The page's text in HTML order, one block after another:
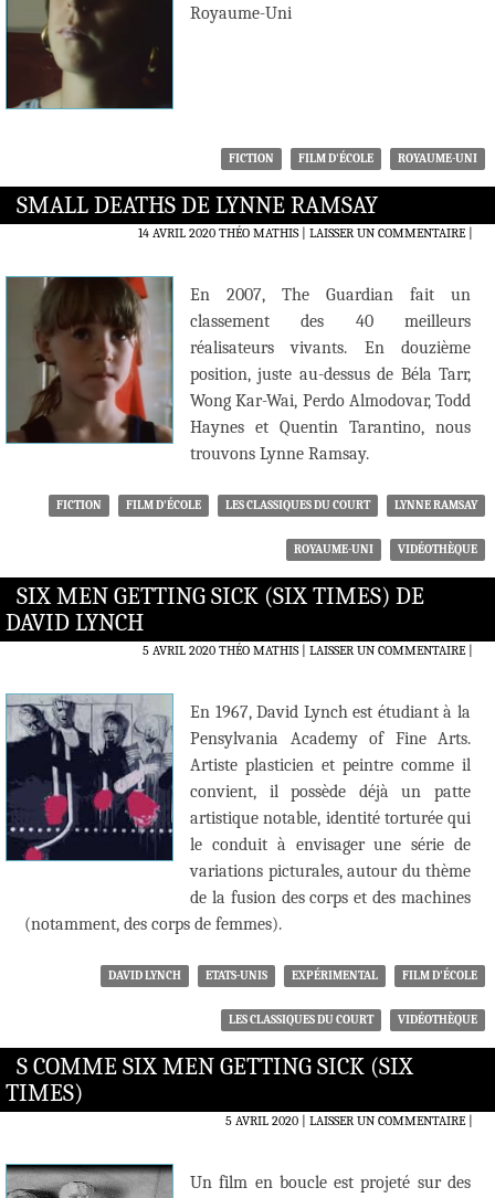
Royaume-Uni
FICTION FILM D'ÉCOLE ROYAUME-UNI
SMALL DEATHS DE LYNNE RAMSAY
14 AVRIL 2020 THÉO MATHIS LAISSER UN COMMENTAIRE|
En 2007, The Guardian fait un
classement des 40 meilleurs
réalisateurs vivants. En douzième
position, juste au-dessus de Béla Tarr,
Wong Kar-Wai, Perdo Almodovar, Todd
Haynes et Quentin Tarantino, nous
trouvons Lynne Ramsay.
FICTION FILM D'ÉCOLE LES CLASSIQUES DU COURT LYNNE RAMSAY
ROYAUME-UNI VIDÉOTHÈQUE
SIX MEN GETTING SICK (SIX TIMES) DE
DAVID LYNCH
5 AVRIL 2020 THÉO MATHIS LAISSER UN COMMENTAIRE|
En 1967, David Lynch est étudiant à la
Pensylvania Academy of Fine Arts.
Artiste plasticien et peintre comme il
convient, il possède déjà un patte
artistique notable, identité torturée qui
le conduit à envisager une série de
variations picturales, autour du thème
de la fusion des corps et des machines
(notamment, des corps de femmes).
DAVID LYNCH ETATS-UNIS EXPÉRIMENTAL FILM D'ÉCOLE
LES CLASSIQUES DU COURT VIDÉOTHÈQUE
S COMME SIX MEN GETTING SICK (SIX
TIMES)
5 AVRIL 2020 LAISSER UN COMMENTAIRE|
Un film en boucle est projeté sur des